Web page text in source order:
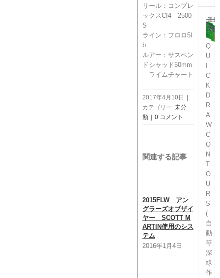
リール：コンプレ
ックスCI4 2500
S
ライン：フロロ5l
b
ルアー：サスペン
ドシャッド50mm
ライムチャート
2017年4月10日
カテゴリー: 未分
類
0 コメント
関連する記事
2015FLW アン
グラーズオブザイ
ヤー SCOTT M
ARTIN使用のシス
テム
2016年1月4日
命
Q
U
C
K
D
R
A
W
C
O
N
T
O
U
R
S
(
自
動
等
深
線
作